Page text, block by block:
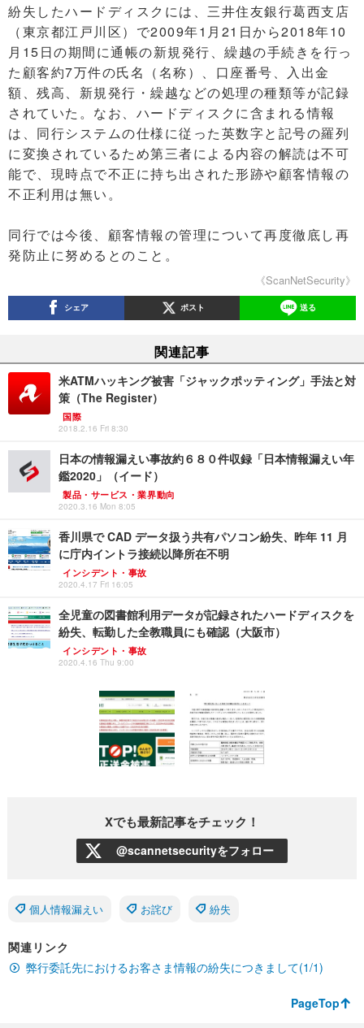
紛失したハードディスクには、三井住友銀行葛西支店
（東京都江戸川区）で2009年1月21日から2018年10
月15日の期間に通帳の新規発行、繰越の手続きを行っ
た顧客約7万件の氏名（名称）、口座番号、入出金
額、残高、新規発行・繰越などの処理の種類等が記録
されていた。なお、ハードディスクに含まれる情報
は、同行システムの仕様に従った英数字と記号の羅列
に変換されているため第三者による内容の解読は不可
能で、現時点で不正に持ち出された形跡や顧客情報の
不正利用は無い。
同行では今後、顧客情報の管理について再度徹底し再
発防止に努めるとのこと。
《ScanNetSecurity》
シェア ポスト 送る
関連記事
米ATMハッキング被害「ジャックポッティング」手法と対
策（The Register）
国際
2018.2.16 Fri 8:30
日本の情報漏えい事故約６８０件収録「日本情報漏えい年
鑑2020」（イード）
製品・サービス・業界動向
2020.3.16 Mon 8:05
香川県で CAD データ扱う共有パソコン紛失、昨年 11 月
に庁内イントラ接続以降所在不明
インシデント・事故
2020.4.17 Fri 16:05
全児童の図書館利用データが記録されたハードディスクを
紛失、転勤した全教職員にも確認（大阪市）
インシデント・事故
2020.4.16 Thu 9:00
Xでも最新記事をチェック！
@scannetsecurityをフォロー
個人情報漏えい お詫び 紛失
関連リンク
弊行委託先におけるお客さま情報の紛失につきまして(1/1)
PageTop